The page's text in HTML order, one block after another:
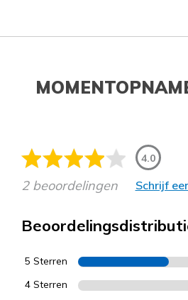
4.0
2 beoordelingen Schrijf
5 Sterren
4 Sterren